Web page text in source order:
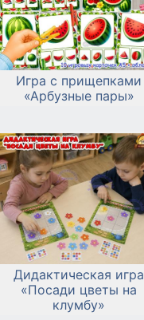
Игра с прищепками
«Арбузные пары»
Дидактическая игра
«Посади цветы на
клумбу»